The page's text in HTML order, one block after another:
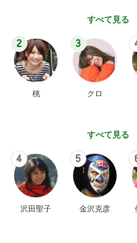
すべて見る
2
桃
3
クロ
すべて見る
4
沢田聖子
5
金沢克彦